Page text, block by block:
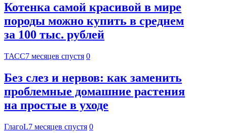
Котенка самой красивой в мире
породы можно купить в среднем
за 100 тыс. рублей
ТАСС7 месяцев спустя 0
Без слез и нервов: как заменить
проблемные домашние растения
на простые в уходе
ГлагоL7 месяцев спустя 0